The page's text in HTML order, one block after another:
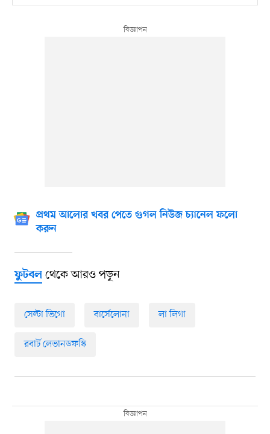
প্রথম আলোর খবর পেতে গুগল নিউজ চ্যানেল ফলো
করুন
ফুটবলথেকে আরও পড়ুন
সেল্টা ভিগো বার্সেলোনা লা লিগা
রবার্ট লেভানডফস্কি